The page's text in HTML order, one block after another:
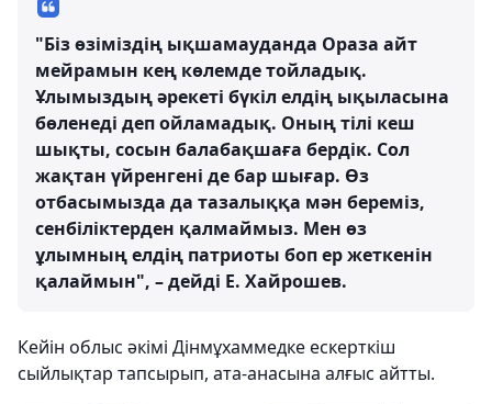
"Біз өзіміздің ықшамауданда Ораза айт
мейрамын кең көлемде тойладық.
Ұлымыздың әрекеті бүкіл елдің ықыласына
бөленеді деп ойламадық. Оның тілі кеш
шықты, сосын балабақшаға бердік. Сол
жақтан үйренгені де бар шығар. Өз
отбасымызда да тазалыққа мән береміз,
сенбіліктерден қалмаймыз. Мен өз
ұлымның елдің патриоты боп ер жеткенін
қалаймын", – дейді Е. Хайрошев.
Кейін облыс әкімі Дінмұхаммедке ескерткіш
сыйлықтар тапсырып, ата-анасына алғыс айтты.